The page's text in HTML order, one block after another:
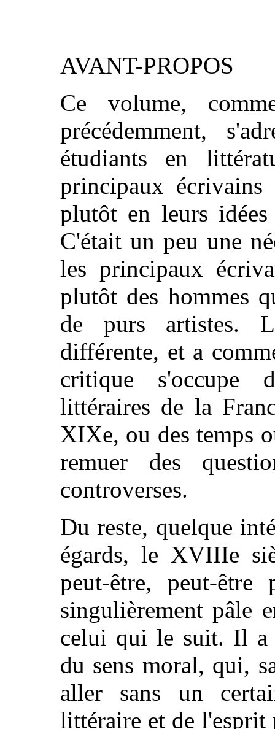
AVANT-PROPOS
Ce volume,
précédemment,
étudiants en
principaux
plutôt en leurs
C'était un peu une
les principaux
plutôt des hommes
de purs artistes.
différente, et a
critique s'occupe
littéraires de la
XIXe, ou des temps
remuer des
controverses.
Du reste, quelque
égards, le XVIIIe
peut-être, peut-
singulièrement pâle
celui qui le suit. Il a
du sens moral, qui,
aller sans un
littéraire et de